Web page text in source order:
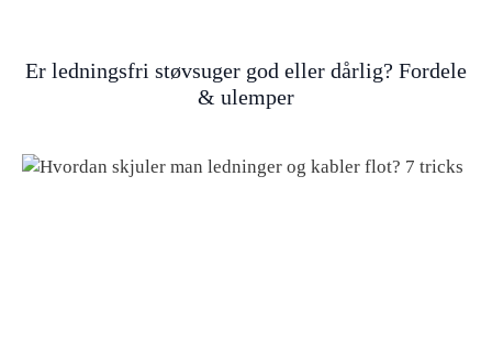
Er ledningsfri støvsuger god eller dårlig? Fordele
& ulemper